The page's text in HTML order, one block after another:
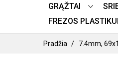
GRĄŽTAI
FREZOS PLASTIKUI
Pradžia 7.4mm,